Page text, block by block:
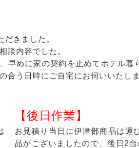
きました。
談内容でした。
早めに家の契約を止めてホテル暮
合う日時にご自宅にお伺いいたしま
【後日作業】
お見積り当日に伊津部商品は運
品がございましたので、後日2